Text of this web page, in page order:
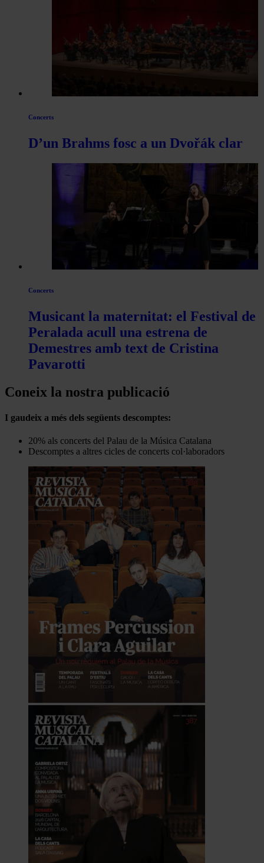
Concerts
D’un Brahms fosc a un Dvořák clar
Concerts
Musicant la maternitat: el Festival de
Peralada acull una estrena de
Demestres amb text de Cristina
Pavarotti
Coneix la nostra publicació
I gaudeix a més dels següents descomptes:
20% als concerts del Palau de la Música Catalana
Descomptes a altres cicles de concerts col·laboradors